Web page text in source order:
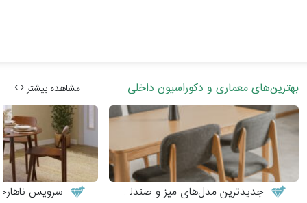
بهترین‌های معماری و دکوراسیون داخلی مشاهده بیشتر
جدیدترین مدل‌های میز و صندلی چوبی مدرن سرویس